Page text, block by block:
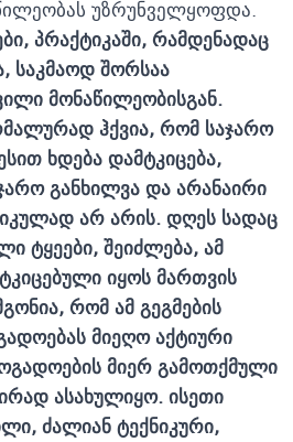
უზრუნველყოფდა.
პრაქტიკაში, რამდენადაც
საკმაოდ შორსაა
მონაწილეობისგან.
ჰქვია, რომ საჯარო
ხდება დამტკიცება,
განხილვა და არანაირი
არ არის. დღეს სადაც
ტყეები, შეიძლება, ამ
იყოს მართვის
რომ ამ გეგმების
მიეღო აქტიური
მიერ გამოთქმული
ასახულიყო. ისეთი
ძალიან ტექნიკური,